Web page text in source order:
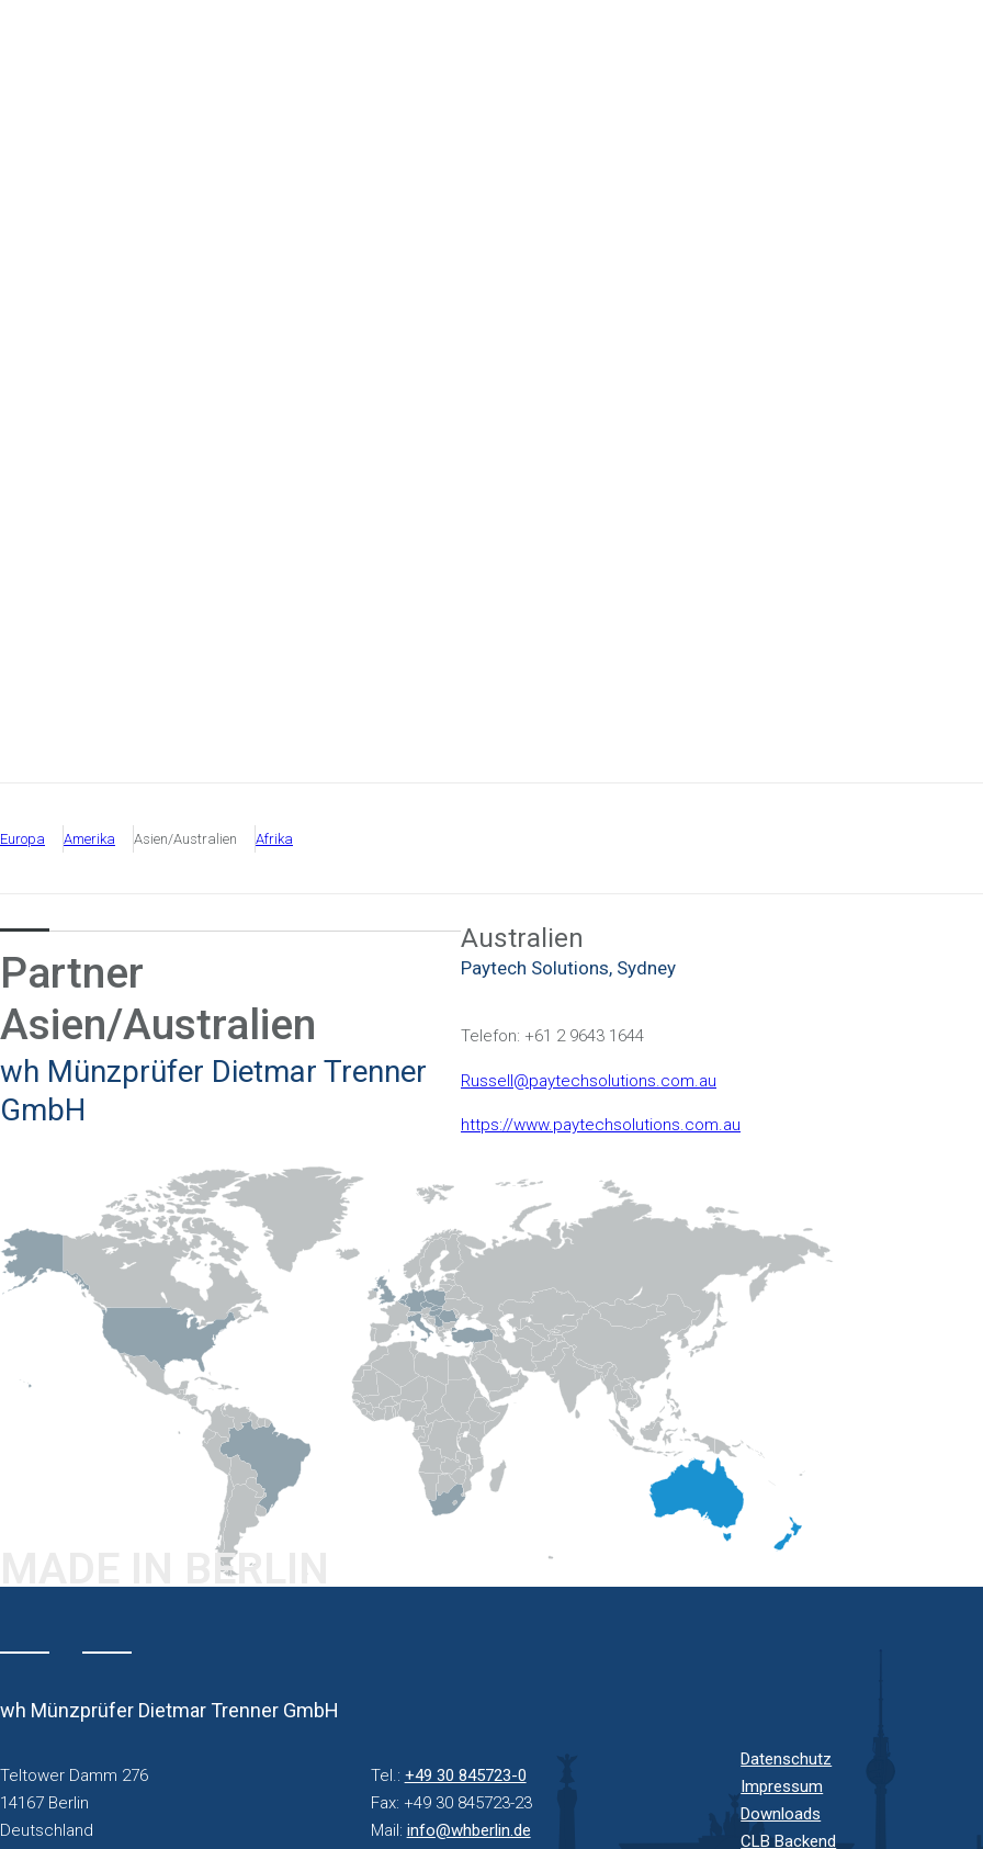
Europa Amerika Asien/Australien Afrika
Partner
Asien/Australien
wh Münzprüfer Dietmar Trenner
GmbH
Australien
Paytech Solutions, Sydney
Telefon: +61 2 9643 1644
Russell@paytechsolutions.com.au
https://www.paytechsolutions.com.au
Neuseeland
Orikan New Zealand Limited
Telefon: +64 9 415 6588
Mark.Oliver@linfoxag.com
https://www.globalparkingsolutions.com
MADE IN BERLIN
wh Münzprüfer Dietmar Trenner GmbH
Teltower Damm 276
14167 Berlin
Deutschland
Tel.: +49 30 845723-0
Fax: +49 30 845723-23
Mail: info@whberlin.de
Datenschutz
Impressum
Downloads
CLB Backend